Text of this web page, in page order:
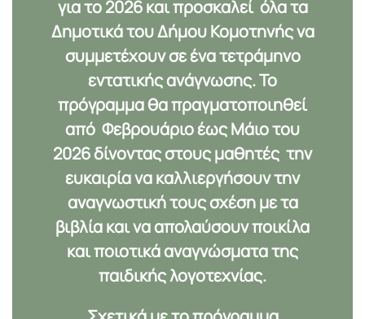
για το 2026και προσκαλεί όλα τα
Δημοτικά του Δήμου Κομοτηνής να
συμμετέχουν σε ένα τετράμηνο
εντατικής ανάγνωσης. Το
πρόγραμμα θα πραγματοποιηθεί
από Φεβρουάριο έως Μάιο του
2026δίνοντας στους μαθητές την
ευκαιρία να καλλιεργήσουν την
αναγνωστική τους σχέση με τα
βιβλία και να απολαύσουν ποικίλα
και ποιοτικά αναγνώσματα της
παιδικής λογοτεχνίας.